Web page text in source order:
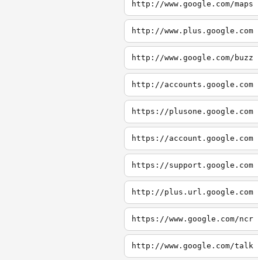
http://www.google.com/maps
http://www.plus.google.com
http://www.google.com/buzz
http://accounts.google.com
https://plusone.google.com
https://account.google.com
https://support.google.com
http://plus.url.google.com
https://www.google.com/ncr
http://www.google.com/talk